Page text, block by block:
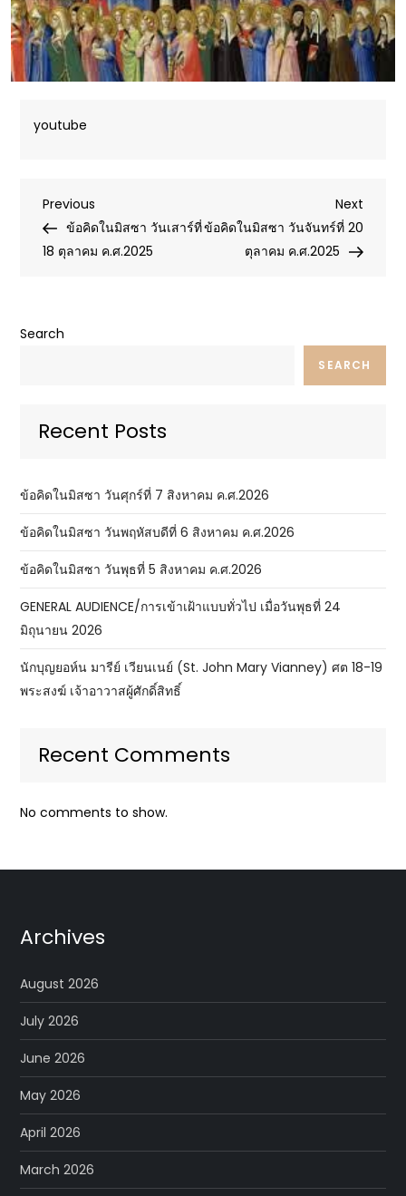
youtube
Post
navigation
Previous
Post
Previous
ข้อคิดในมิสซา วันเสาร์ที่
18 ตุลาคม ค.ศ.2025
Next
Post
Next
ข้อคิดในมิสซา วันจันทร์ที่ 20
ตุลาคม ค.ศ.2025
Search
SEARCH
Recent Posts
ข้อคิดในมิสซา วันศุกร์ที่ 7 สิงหาคม ค.ศ.2026
ข้อคิดในมิสซา วันพฤหัสบดีที่ 6 สิงหาคม ค.ศ.2026
ข้อคิดในมิสซา วันพุธที่ 5 สิงหาคม ค.ศ.2026
GENERAL AUDIENCE/การเข้าเฝ้าแบบทั่วไป เมื่อวันพุธที่ 24
มิถุนายน 2026
นักบุญยอห์น มารีย์ เวียนเนย์ (St. John Mary Vianney) ศต 18-19
พระสงฆ์ เจ้าอาวาสผู้ศักดิ์สิทธิ์
Recent Comments
No comments to show.
Archives
August 2026
July 2026
June 2026
May 2026
April 2026
March 2026